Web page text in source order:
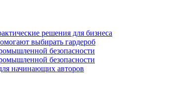
решения для бизнеса
выбирать гардероб
безопасности
безопасности
начинающих авторов